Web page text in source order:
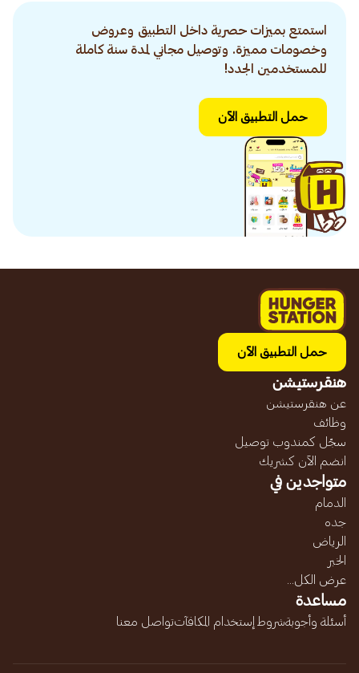
استمتع بميزات حصرية داخل التطبيق وعروض
وخصومات مميزة. وتوصيل مجاني لمدة سنة كاملة
للمستخدمين الجدد!
حمل التطبيق الآن
حمل التطبيق الآن
هنقرستيشن
عن هنقرستيشن
وظائف
سجّل كمندوب توصيل
انضم الآن كشريك
متواجدين في
الدمام
جده
الرياض
الخبر
عرض الكل...
مساعدة
أسئلة وأجوبةشروط إستخدام المكافآتتواصل معنا